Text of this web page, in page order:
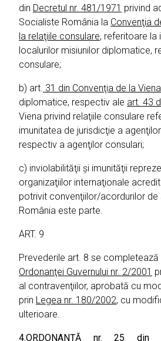
din Decretul nr. 481/1971 privind
Socialiste România la Convenţia
la relaţiile consulare, referitoare la
localurilor misiunilor diplomatice,
consulare;
b) art. 31 din Convenţia de la Viena
diplomatice, respectiv ale art. 43
Viena privind relaţiile consulare
imunitatea de jurisdicţie a
respectiv a agenţilor consulari;
c) inviolabilităţii şi imunităţii
organizaţiilor internaţionale
potrivit convenţiilor/acordurilor de
România este parte.
ART. 9
Prevederile art. 8 se completează
Ordonanţei Guvernului nr. 2/2001
al contravenţiilor, aprobată cu
prin Legea nr. 180/2002, cu
ulterioare.
4.ORDONANŢĂ nr. 25